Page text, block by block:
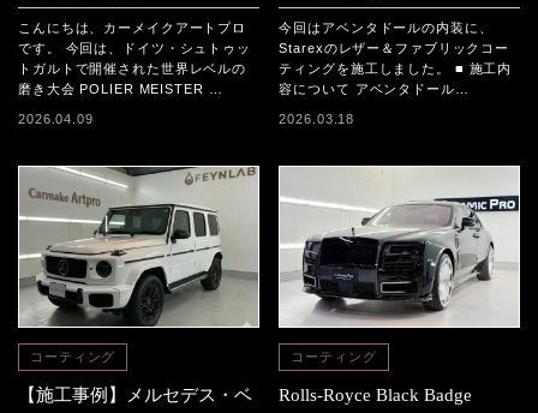
MEISTER SCHAFT2025に参
加｜日本チームの結果と現地
レポート
こんにちは、カーメイクアートプロ
です。 今回は、ドイツ・シュトゥッ
トガルトで開催された世界レベルの
磨き大会 POLIER MEISTER …
2026.04.09
今回はアベンタドールの内装に、
Starexのレザー＆ファブリックコー
ティングを施工しました。 ■ 施工内
容について アベンタドール…
2026.03.18
コーティング
【施工事例】メルセデス・ベ
コーティング
Rolls-Royce Black Badge